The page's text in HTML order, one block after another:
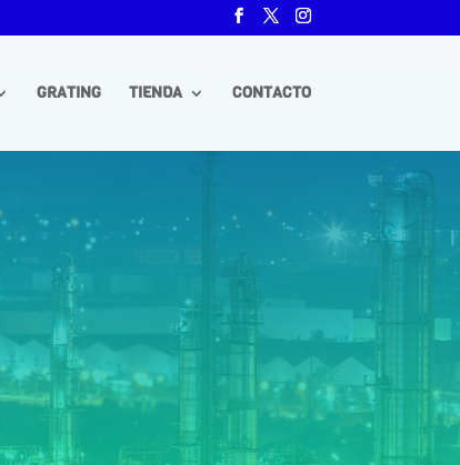
GRATING TIENDA CONTACTO